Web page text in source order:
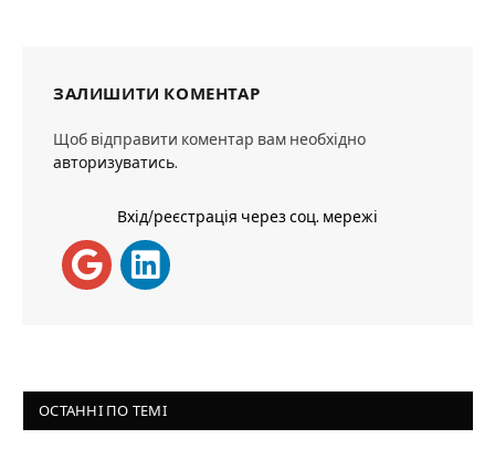
ЗАЛИШИТИ КОМЕНТАР
Щоб відправити коментар вам необхідно
авторизуватись.
Вхід/реєстрація через соц. мережі
ОСТАННІ ПО ТЕМІ